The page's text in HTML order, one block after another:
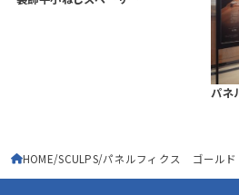
パネ
HOME SCULPS パネルフィクス ゴールド